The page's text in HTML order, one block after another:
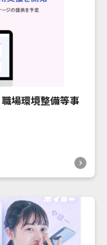
場環境整備等事